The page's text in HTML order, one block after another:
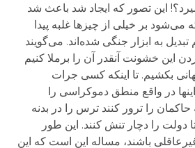
این تصور که ایجاد شد باعث شد
بر خیلی از چیزها غلبه پیدا
به ابزار جنگی شده‌اند. می‌گویند
این خشونت آنقدر آن را برملا کنیم
بکشیم. تا اینکه کسی جرات
در واقع منطق دموکراسی را
حاکمان را ترور کنند ترس را در بدنه
دولت را دچار تنش کنند. این طور
باشند، مساله این است که این